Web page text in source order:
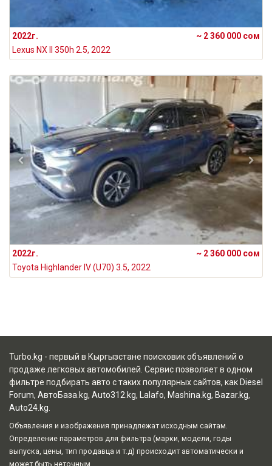
2022г.
~ 2 360 000 сом
Lexus NX II 350h 2.5, 2022
2022г.
~ 2 360 000 сом
Toyota Highlander IV (U70) 3.5, 2022
Turbo.kg - первый в Кыргызстане поисковик объявлений о
продаже легковых автомобилей. Сервис позволяет в одном
фильтре подбирать авто с таких популярных сайтов, как Diesel
Forum, АвтоБаза.kg, Auto312.kg, Lalafo, Mashina.kg, Bazar.kg,
Auto24.kg
Объявления и изображения принадлежат исходным сайтам.
Определение параметров для фильтра (марки, модели, годы
выпуска, цены, тип продавца и т.д) происходит автоматически и
может быть неточным.